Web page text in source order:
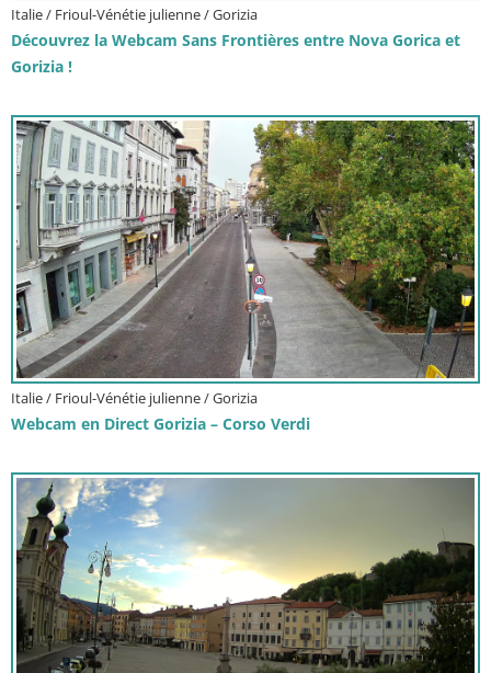
Italie / Frioul-Vénétie julienne / Gorizia
Découvrez la Webcam Sans Frontières entre Nova Gorica et
Gorizia !
Italie / Frioul-Vénétie julienne / Gorizia
Webcam en Direct Gorizia – Corso Verdi